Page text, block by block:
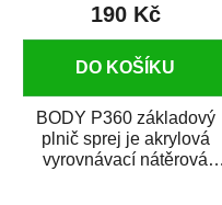
190 Kč
DO KOŠÍKU
BODY P360 základový
plnič sprej je akrylová
vyrovnávací nátěrová